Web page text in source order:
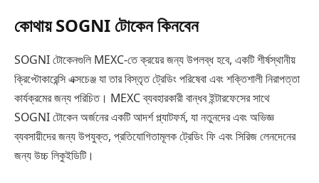
কোথায় SOGNI টোকেন কিনবেন
SOGNI টোকেনগুলি MEXC-তে ক্রয়ের জন্য উপলব্ধ হবে, একটি শীর্ষস্থানীয়
ক্রিপ্টোকারেন্সি এক্সচেঞ্জ যা তার বিস্তৃত ট্রেডিং পরিষেবা এবং শক্তিশালী নিরাপত্তা
কার্যক্রমের জন্য পরিচিত। MEXC ব্যবহারকারী বান্ধব ইন্টারফেসের সাথে
SOGNI টোকেন অর্জনের একটি আদর্শ প্ল্যাটফর্ম, যা নতুনদের এবং অভিজ্ঞ
ব্যবসায়ীদের জন্য উপযুক্ত, প্রতিযোগিতামূলক ট্রেডিং ফি এবং সিরিজ লেনদেনের
জন্য উচ্চ লিকুইডিটি।